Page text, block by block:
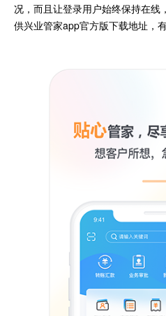
况，而且让登录用户始终保持在线
供兴业管家app官方版下载地址，